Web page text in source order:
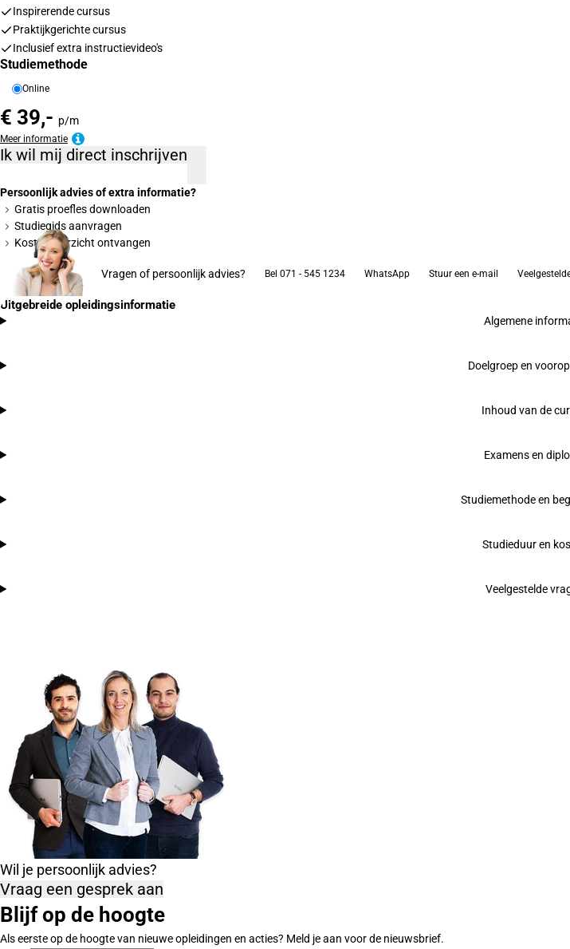
Inspirerende cursus
Praktijkgerichte cursus
Inclusief extra instructievideo's
Studiemethode
Online
€ 39,- p/m
Meer informatie
Ik wil mij direct inschrijven
Persoonlijk advies of extra informatie?
Gratis proefles downloaden
Studiegids aanvragen
Kostenoverzicht ontvangen
Vragen of persoonlijk advies? Bel 071 - 545 1234 WhatsApp Stuur een e-mail
Uitgebreide opleidingsinformatie
Algemene
Doelgroep en
Inhoud van de
Examens en
Studiemethode en
Studieduur en
Veelgestelde
Wil je persoonlijk advies?
Vraag een gesprek aan
Blijf op de hoogte
Als eerste op de hoogte van nieuwe opleidingen en acties? Meld je aan voor de nieuwsbrief.